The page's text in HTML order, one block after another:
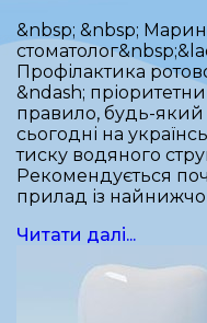
&nbsp; &nbsp;
Профілактика
&ndash;
правило, будь-який
сьогодні на
тиску водяного
Рекомендується
прилад із
Читати далі...